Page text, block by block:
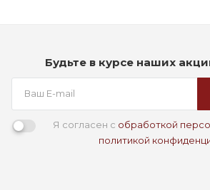
Будьте в курсе наших
Я согласен с обработкой
политикой